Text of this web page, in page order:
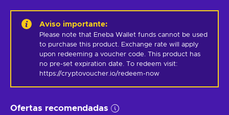
Aviso importante:
Please note that Eneba Wallet funds cannot be used
to purchase this product. Exchange rate will apply
upon redeeming a voucher code. This product has
no pre-set expiration date. To redeem visit:
https://cryptovoucher.io/redeem-now
Ofertas recomendadas